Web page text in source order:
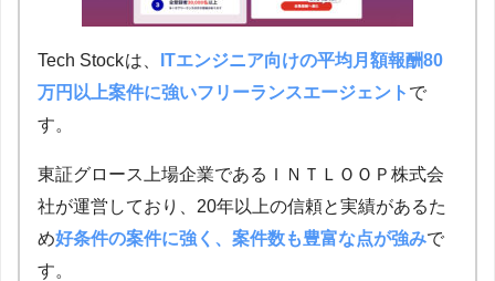
Tech Stockは、
ITエンジニア向けの平均月額報酬80
万円以上案件に強いフリーランスエージェント で
す。
東証グロース上場企業であるＩＮＴＬＯＯＰ株式会
社が運営しており、20年以上の信頼と実績があるた
め好条件の案件に強く、案件数も豊富な点が強みで
す。